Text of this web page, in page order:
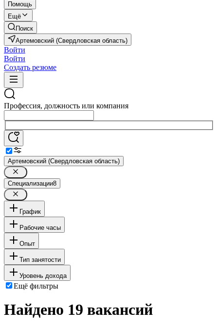
Помощь
Ещё
Поиск
Артемовский (Свердловская область)
Войти
Войти
Создать резюме
Профессия, должность или компания
Артемовский (Свердловская область)
Специализации8
График
Рабочие часы
Опыт
Тип занятости
Уровень дохода
Ещё фильтры
Найдено 19 вакансий